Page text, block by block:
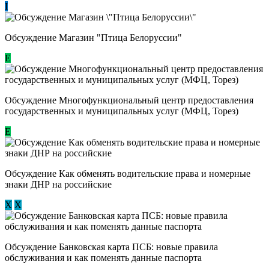
I
Обсуждение Магазин "Птица Белоруссии"
Е
Обсуждение Многофункциональный центр предоставления
государственных и муниципальных услуг (МФЦ, Торез)
E
Обсуждение ​Как обменять водительские права и номерные
знаки ДНР на российские
Х Х
Обсуждение ​Банковская карта ПСБ: новые правила
обслуживания и как поменять данные паспорта